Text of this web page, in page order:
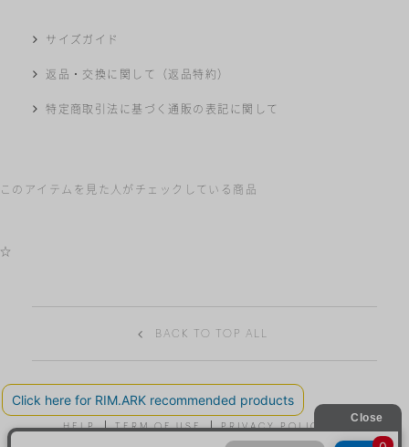
サイズガイド
返品・交換に関して（返品特約）
特定商取引法に基づく通販の表記に関して
このアイテムを見た人がチェックしている商品
☆
BACK TO TOP ALL
HELP TERM OF USE PRIVACY POLICY